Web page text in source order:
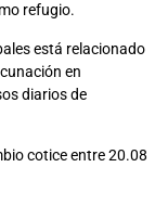
refugio.
está relacionado
en
diarios de
cotice entre 20.08